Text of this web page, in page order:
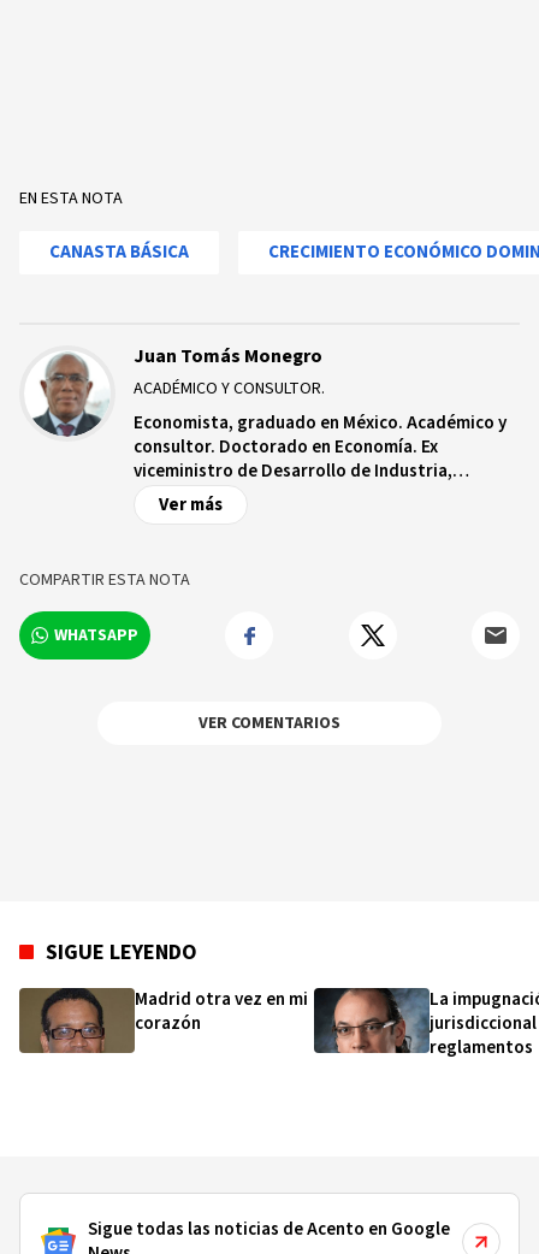
EN ESTA NOTA
CANASTA BÁSICA CRECIMIENTO ECONÓMICO
Juan Tomás Monegro
ACADÉMICO Y CONSULTOR.
Economista, graduado en México. Académico y
consultor. Doctorado en Economía. Ex
viceministro de Desarrollo de Industria,
Comercio y Mipymes, y ex Viceministro de
Planificación en el Ministerio de Economía,
Ver más
COMPARTIR ESTA NOTA
WHATSAPP
VER COMENTARIOS
SIGUE LEYENDO
Madrid otra vez en mi
corazón
La
reglamentos
Sigue todas las noticias de Acento en Google